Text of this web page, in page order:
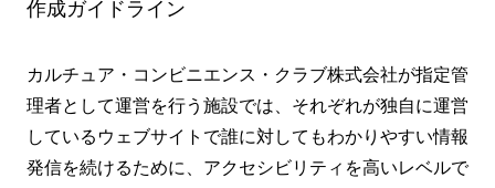
作成ガイドライン
カルチュア・コンビニエンス・クラブ株式会社が指定管
理者として運営を行う施設では、それぞれが独自に運営
しているウェブサイトで誰に対してもわかりやすい情報
発信を続けるために、アクセシビリティを高いレベルで